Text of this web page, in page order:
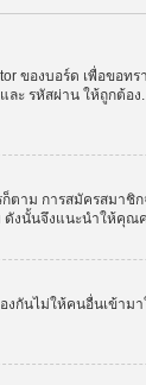
ของบอร์ด เพื่อขอทร
ะ รหัสผ่าน ให้ถูกต้อง.
าม การสมัครสมา
ดังนั้นจึงแนะนำให้คุ
กันไม่ให้คนอื่นเข้